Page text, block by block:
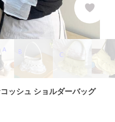
ッシュ ショルダーバッグ